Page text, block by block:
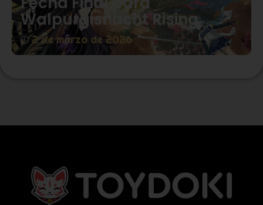
Walpurgisnacht Rising
2 de marzo de 2026